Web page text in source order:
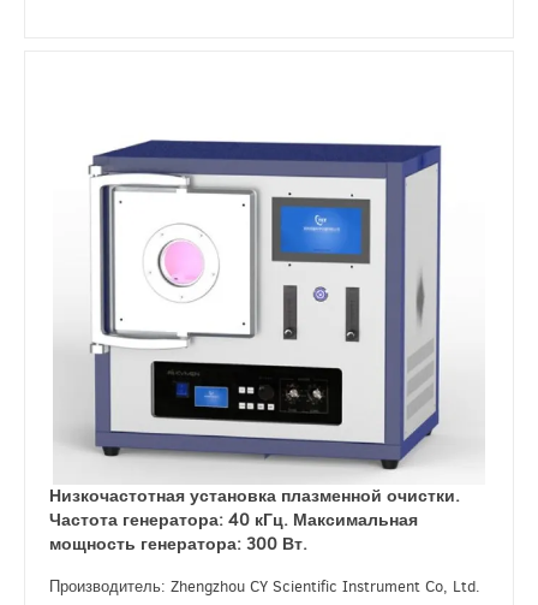
Низкочастотная установка плазменной очистки.
Частота генератора: 40 кГц. Максимальная
мощность генератора: 300 Вт.
Производитель: Zhengzhou CY Scientific Instrument Co, Ltd.